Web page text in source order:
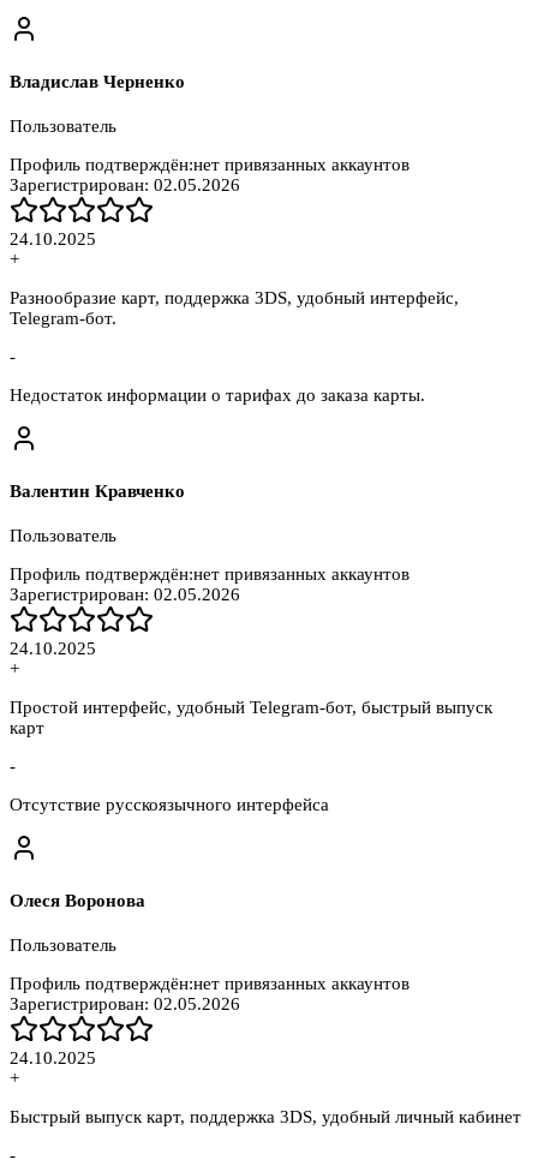
Владислав Черненко
Пользователь
Профиль подтверждён:нет привязанных аккаунтов
Зарегистрирован: 02.05.2026
24.10.2025
+
Разнообразие карт, поддержка 3DS, удобный интерфейс,
Telegram-бот.
-
Недостаток информации о тарифах до заказа карты.
Валентин Кравченко
Пользователь
Профиль подтверждён:нет привязанных аккаунтов
Зарегистрирован: 02.05.2026
24.10.2025
+
Простой интерфейс, удобный Telegram-бот, быстрый выпуск
карт
-
Отсутствие русскоязычного интерфейса
Олеся Воронова
Пользователь
Профиль подтверждён:нет привязанных аккаунтов
Зарегистрирован: 02.05.2026
24.10.2025
+
Быстрый выпуск карт, поддержка 3DS, удобный личный кабинет
-